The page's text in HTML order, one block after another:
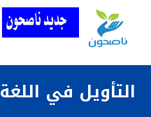
التأويل في اللغة